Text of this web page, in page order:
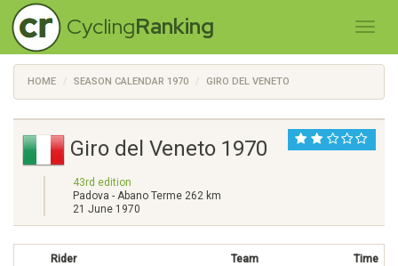
CyclingRanking
HOME SEASON CALENDAR 1970 GIRO DEL VENETO
Giro del Veneto 1970
43rd edition
Padova - Abano Terme 262 km
21 June 1970
Rider Team Time